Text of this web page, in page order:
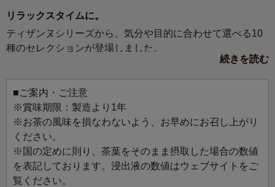
リラックスタイムに。
ティザンヌシリーズから、気分や目的に合わせて選べる10
種のセレクションが登場しました。
それぞれ異なるお茶のティーバッグを一煎ずつ詰め合わせ
ているので、ハーブティーが初めての方にもおすすめで
す。
気になるテーマに合わせて、お気に入りの一杯を見つけて
みてください。
1日を通して、心とからだをやさしく整える。
1日のリズムに寄り添い、心とからだをいたわるハーブティ
ーセット。
続きを読む
■ご案内・ご注意
※賞味期限：製造より1年
※お茶の風味を損なわないよう、お早めにお召し上がり
ください。
※国の定めに則り、茶葉をそのまま摂取した場合の数値
を表記しております。浸出液の数値はウェブサイトをご
覧ください。